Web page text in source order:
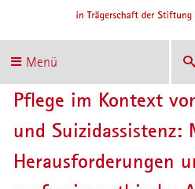
Menü
Pflege im Kontext
und Suizidassistenz:
Herausforderungen